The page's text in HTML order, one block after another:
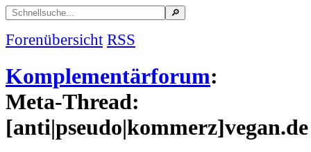
Forenübersicht RSS
Komplementärforum:
Meta-Thread:
[anti|pseudo|kommerz]vegan.de